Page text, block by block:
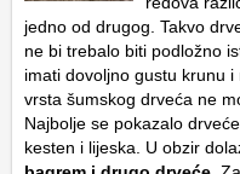
jedno od drugog. Takvo
ne bi trebalo biti podložno
imati dovoljno gustu krunu
vrsta šumskog drveća ne
Najbolje se pokazalo
kesten i lijeska. U obzir